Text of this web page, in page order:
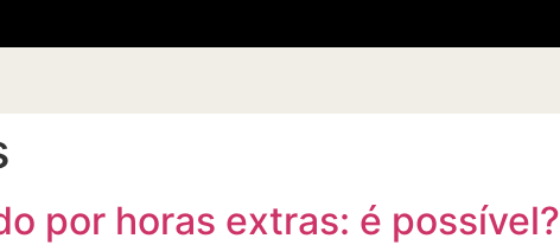
por horas extras: é possível?